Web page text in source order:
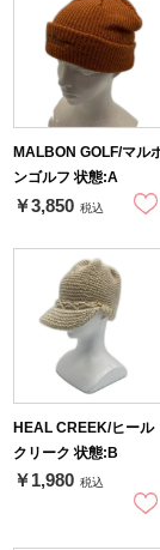
MALBON GOLF/マル
ンゴルフ 状態:A
￥3,850 税込
HEAL CREEK/ヒール
クリーク 状態:B
￥1,980 税込